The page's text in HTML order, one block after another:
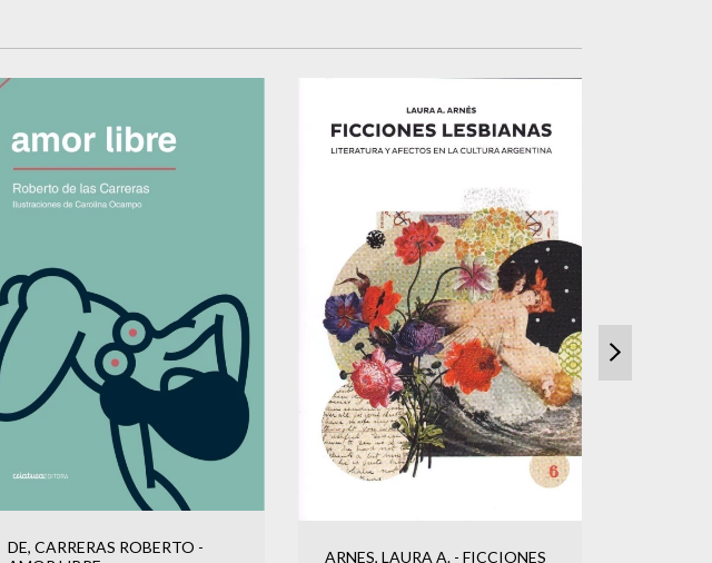
DE, CARRERAS ROBERTO -
ARNES, LAURA A. - FICCIONES